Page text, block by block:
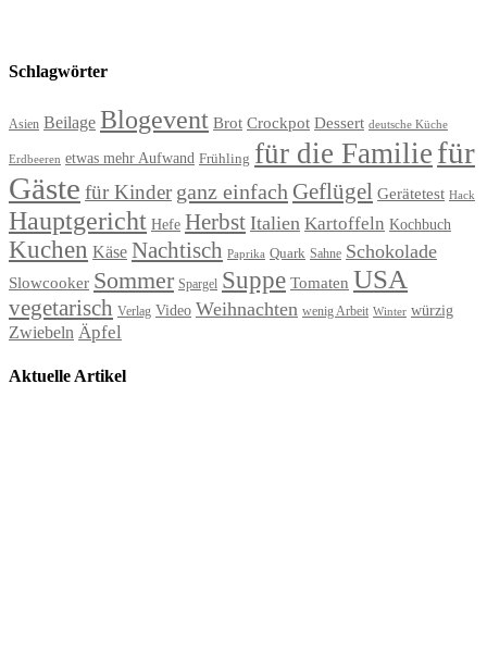
Schlagwörter
Asien Beilage Blogevent Brot Crockpot Dessert deutsche Küche
Erdbeeren etwas mehr Aufwand Frühling für die Familie für
Gäste für Kinder ganz einfach Geflügel Gerätetest Hack
Hauptgericht Hefe Herbst Italien Kartoffeln Kochbuch
Kuchen Käse Nachtisch Paprika Quark Sahne Schokolade
Slowcooker Sommer Spargel Suppe Tomaten USA
vegetarisch Verlag Video Weihnachten wenig Arbeit Winter würzig
Zwiebeln Äpfel
Aktuelle Artikel